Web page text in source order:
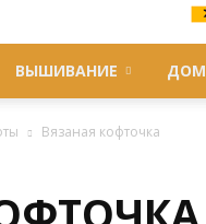
ВЫШИВАНИЕ ДОМ
Вязаная кофточка